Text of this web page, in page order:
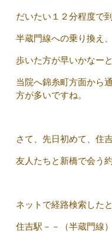
だいたい１２分程度で
半蔵門線への乗り換え
歩いた方が早いかなー
当院へ錦糸町方面から
方が多いですね。
さて、先日初めて、住
友人たちと新橋で会う
ネットで経路検索したと
住吉駅－－（半蔵門線